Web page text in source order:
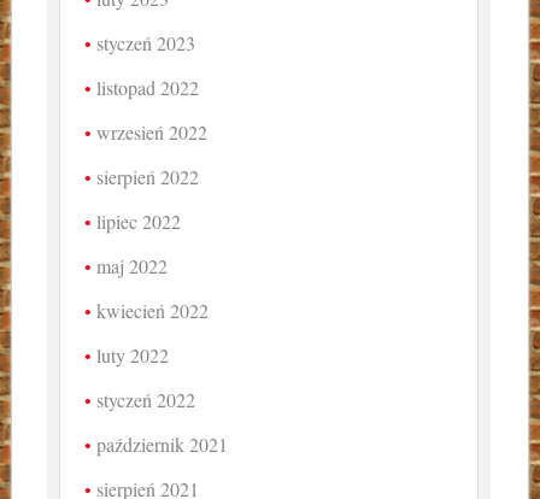
styczeń 2023
listopad 2022
wrzesień 2022
sierpień 2022
lipiec 2022
maj 2022
kwiecień 2022
luty 2022
styczeń 2022
październik 2021
sierpień 2021